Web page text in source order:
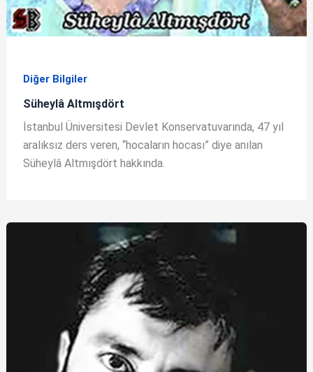
Diğer Bilgiler
Süheylâ Altmışdört
İstanbul Üniversitesi Devlet Konservatuvarında, 47 yıl
aralıksız ders veren, “hocaların hocası” diye anılan
Süheylâ Altmışdört hakkında.